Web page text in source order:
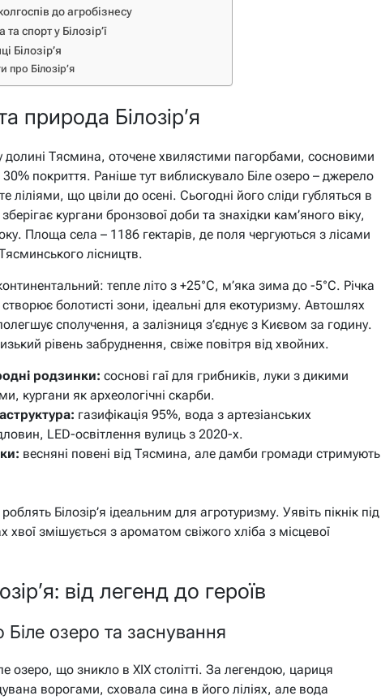
до агробізнесу
та спорт у Білозір’ї
Білозір’я
про Білозір’я
природа Білозір’я
у долині Тясмина, оточене хвилястими пагорбами, сосновими
покриття. Раніше тут виблискувало Біле озеро – джерело
ліліями, що цвіли до осені. Сьогодні його сліди губляться в
кургани бронзової доби та знахідки кам’яного віку,
Площа села – 1186 гектарів, де поля чергуються з лісами
лісництв.
тепле літо з +25°C, м’яка зима до -5°C. Річка
створює болотисті зони, ідеальні для екотуризму. Автошлях
сполучення, а залізниця з’єднує з Києвом за годину.
рівень забруднення, свіже повітря від хвойних.
родзинки: соснові гаї для грибників, луки з дикими
кургани як археологічні скарби.
газифікація 95%, вода з артезіанських
LED-освітлення вулиць з 2020-х.
весняні повені від Тясмина, але дамби громади стримують
Білозір’я ідеальним для агротуризму. Уявіть пікнік під
хвої змішується з ароматом свіжого хліба з місцевої
від легенд до героїв
озеро та заснування
озеро, що зникло в XIX столітті. За легендою, цариця
ворогами, сховала сина в його ліліях, але вода